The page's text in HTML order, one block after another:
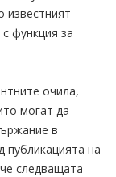
известният
функция за
очила,
могат да
в
публикацията на
следващата